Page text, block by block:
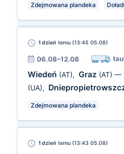
Zdejmowana plandeka
1 dzień temu (13:45 05.08)
06.08–12.08
Wiedeń (AT), Graz (AT) —
(UA),
Zdejmowana plandeka
1 dzień temu (13:43 05.08)